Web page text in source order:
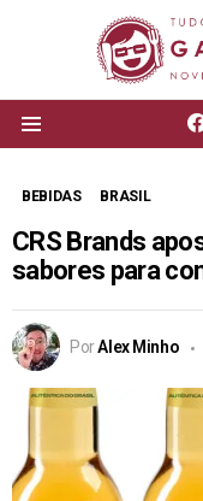
BEBIDAS BRASIL
CRS Brands
sabores para
PorAlex Minho